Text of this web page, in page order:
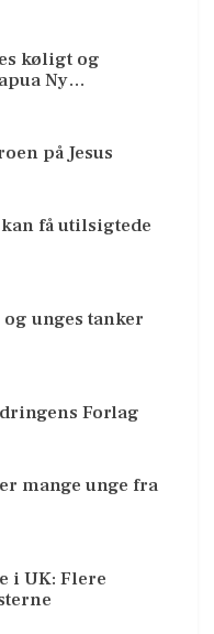
køligt og
Ny…
på Jesus
få utilsigtede
unges tanker
Forlag
mange unge fra
i UK: Flere